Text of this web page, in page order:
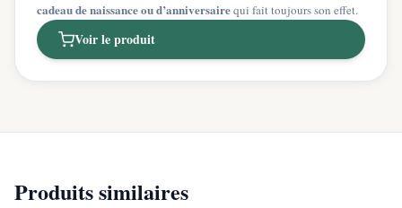
cadeau de naissance ou d’anniversairequi fait toujours son effet.
Voir le produit
Produits similaires